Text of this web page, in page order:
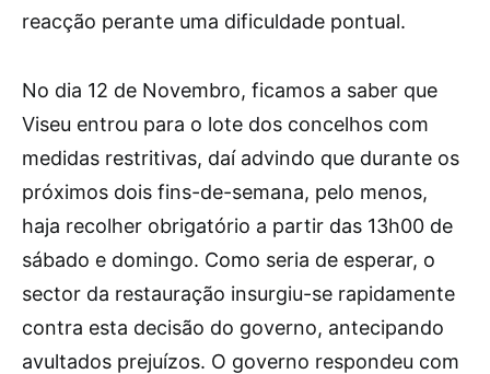
reacção perante uma dificuldade pontual.
No dia 12 de Novembro, ficamos a saber que
Viseu entrou para o lote dos concelhos com
medidas restritivas, daí advindo que durante os
próximos dois fins-de-semana, pelo menos,
haja recolher obrigatório a partir das 13h00 de
sábado e domingo. Como seria de esperar, o
sector da restauração insurgiu-se rapidamente
contra esta decisão do governo, antecipando
avultados prejuízos. O governo respondeu com